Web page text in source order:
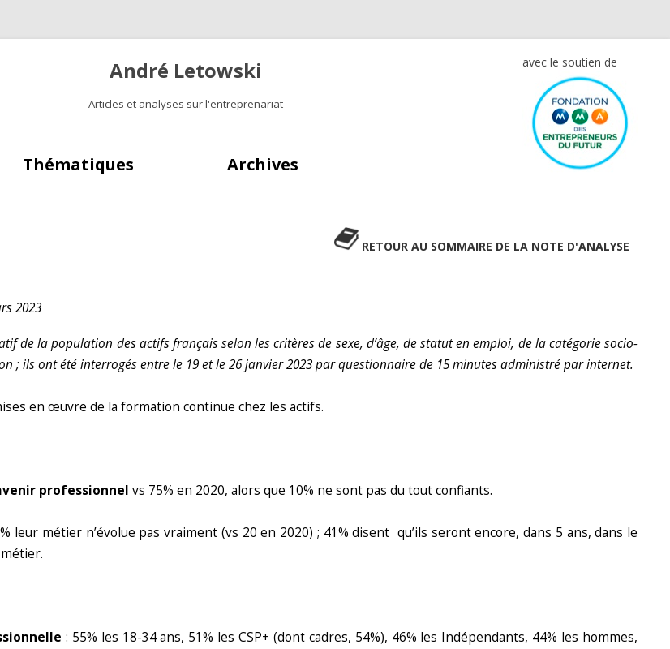
André Letowski
Articles et analyses sur l'entreprenariat
avec le soutien de
Thématiques Archives
RETOUR AU SOMMAIRE DE LA NOTE D'ANALYSE
2023
de la population des actifs français selon les critères de sexe, d’âge, de statut en emploi, de la catégorie socio-
; ils ont été interrogés entre le 19 et le 26 janvier 2023 par questionnaire de 15 minutes administré par internet.
en œuvre de la formation continue chez les actifs.
professionnel vs 75% en 2020, alors que 10% ne sont pas du tout confiants.
leur métier n’évolue pas vraiment (vs 20 en 2020) ; 41% disent qu’ils seront encore, dans 5 ans, dans le
: 55% les 18-34 ans, 51% les CSP+ (dont cadres, 54%), 46% les Indépendants, 44% les hommes,